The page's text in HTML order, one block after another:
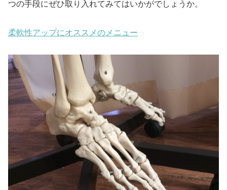
つの手段にぜひ取り入れてみてはいかがでしょうか。
柔軟性アップにオススメのメニュー